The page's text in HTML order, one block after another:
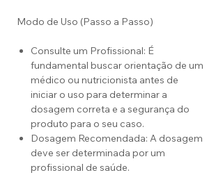
Modo de Uso (Passo a Passo)
Consulte um Profissional: É
fundamental buscar orientação de um
médico ou nutricionista antes de
iniciar o uso para determinar a
dosagem correta e a segurança do
produto para o seu caso.
Dosagem Recomendada: A dosagem
deve ser determinada por um
profissional de saúde.